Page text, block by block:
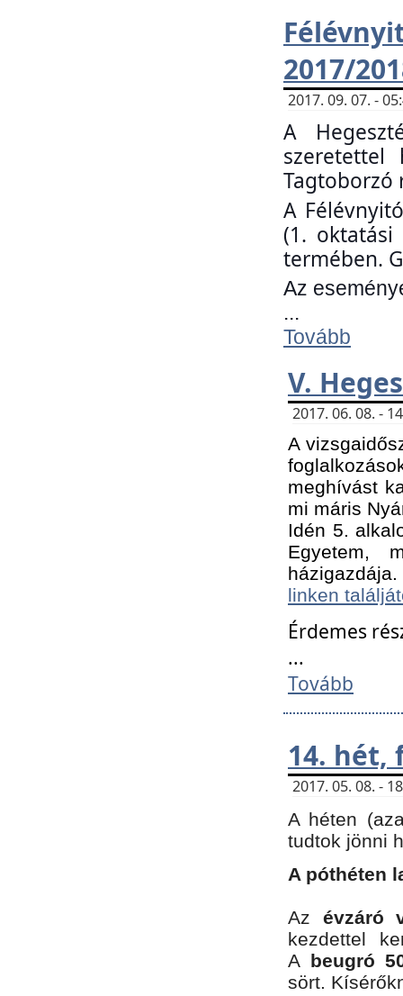
2017/
2017. 09. 07. -
A
Tagtoborzó
A
(1. oktatási
termében.
Az
...
Tovább
V.
2017. 06. 08. -
A
meghívást
mi máris
Idén 5.
Egyetem,
linken
Érdemes
...
Tovább
14. hét,
2017. 05. 08. -
A héten
tudtok jönni
A póthéten
Az évzáró
kezdettel
A beugró
sört.